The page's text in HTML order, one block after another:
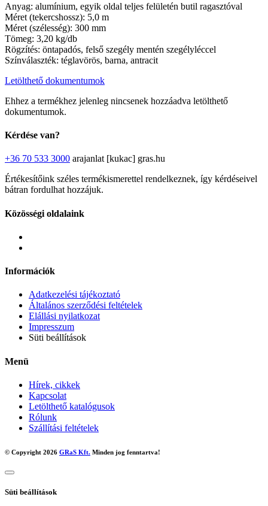
Anyag: alumínium, egyik oldal teljes felületén butil ragasztóval
Méret (tekercshossz): 5,0 m
Méret (szélesség): 300 mm
Tömeg: 3,20 kg/db
Rögzítés: öntapadós, felső szegély mentén szegélyléccel
Színválaszték: téglavörös, barna, antracit
Letölthető dokumentumok
Ehhez a termékhez jelenleg nincsenek hozzáadva letölthető
dokumentumok.
Kérdése van?
+36 70 533 3000 arajanlat [kukac] gras.hu
Értékesítőink széles termékismerettel rendelkeznek, így kérdéseivel
bátran fordulhat hozzájuk.
Közösségi oldalaink
Információk
Adatkezelési tájékoztató
Általános szerződési feltételek
Elállási nyilatkozat
Impresszum
Süti beállítások
Menü
Hírek, cikkek
Kapcsolat
Letölthető katalógusok
Rólunk
Szállítási feltételek
© Copyright 2026 GRaS Kft. Minden jog fenntartva!
Süti beállítások